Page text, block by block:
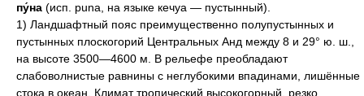
пу́на (исп. puna, на языке кечуа — пустынный).
1) Ландшафтный пояс преимущественно полупустынных и
пустынных плоскогорий Центральных Анд между 8 и 29° ю. ш.,
на высоте 3500—4600 м. В рельефе преобладают
слабоволнистые равнины с неглубокими впадинами, лишённые
стока в океан. Климат тропический высокогорный, резко